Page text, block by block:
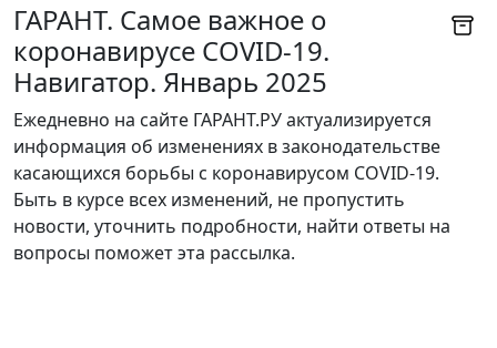
ГАРАНТ. Самое важное о
коронавирусе COVID-19.
Навигатор. Январь 2025
Ежедневно на сайте ГАРАНТ.РУ актуализируется
информация об изменениях в законодательстве
касающихся борьбы с коронавирусом COVID-19.
Быть в курсе всех изменений, не пропустить
новости, уточнить подробности, найти ответы на
вопросы поможет эта рассылка.